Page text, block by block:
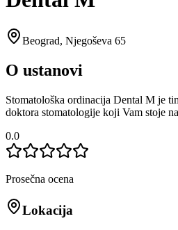
Beograd, Njegoševa 65
O ustanovi
Stomatološka ordinacija Dental M je
doktora stomatologije koji Vam stoje
0.0
Prosečna ocena
Lokacija